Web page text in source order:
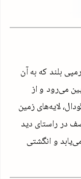
بلند که به آن
می‌رود و از
لایه‌های زمین
در راستای دید
و انگشتی